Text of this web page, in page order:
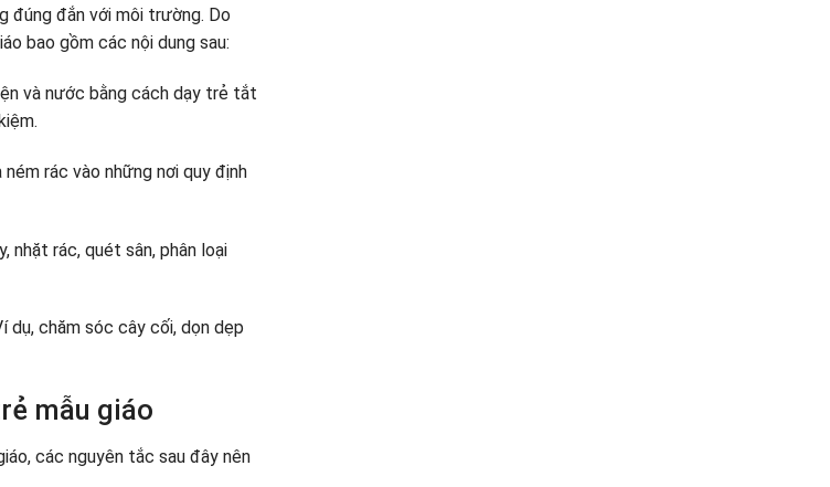
đúng đắn với môi trường. Do
bao gồm các nội dung sau:
và nước bằng cách dạy trẻ tắt
rác vào những nơi quy định
nhặt rác, quét sân, phân loại
dụ, chăm sóc cây cối, dọn dẹp
mẫu giáo
các nguyên tắc sau đây nên